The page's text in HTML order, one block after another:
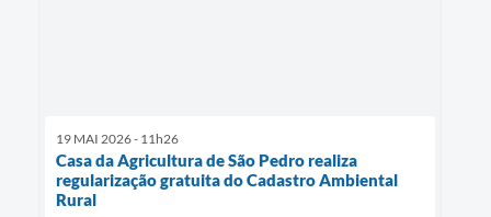
19 MAI 2026 - 11h26
Casa da Agricultura de São Pedro realiza
regularização gratuita do Cadastro Ambiental
Rural